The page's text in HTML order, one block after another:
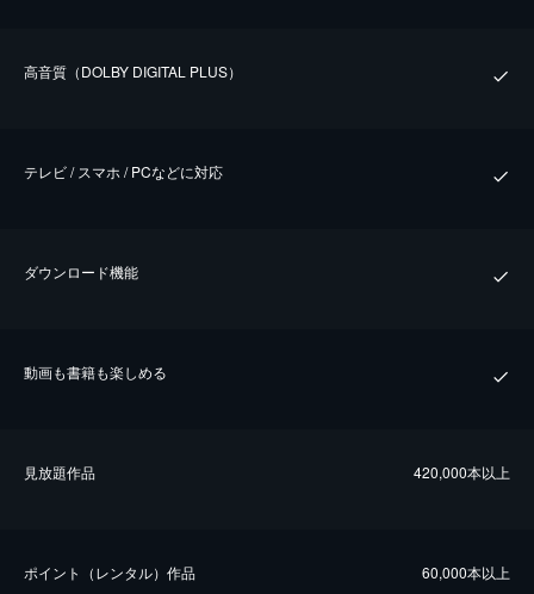
⾼⾳質（DOLBY DIGITAL PLUS）
テレビ / スマホ / PCなどに対応
ダウンロード機能
動画も書籍も楽しめる
⾒放題作品 420,000本以上
ポイント（レンタル）作品 60,000本以上